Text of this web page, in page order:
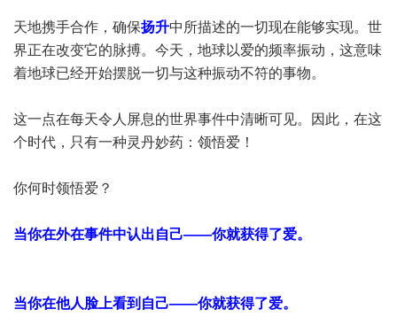
天地携手合作，确保扬升中所描述的一切现在能够实现。世
界正在改变它的脉搏。今天，地球以爱的频率振动，这意味
着地球已经开始摆脱一切与这种振动不符的事物。
这一点在每天令人屏息的世界事件中清晰可见。因此，在这
个时代，只有一种灵丹妙药：领悟爱！
你何时领悟爱？
当你在外在事件中认出自己——你就获得了爱。
当你在他人脸上看到自己——你就获得了爱。